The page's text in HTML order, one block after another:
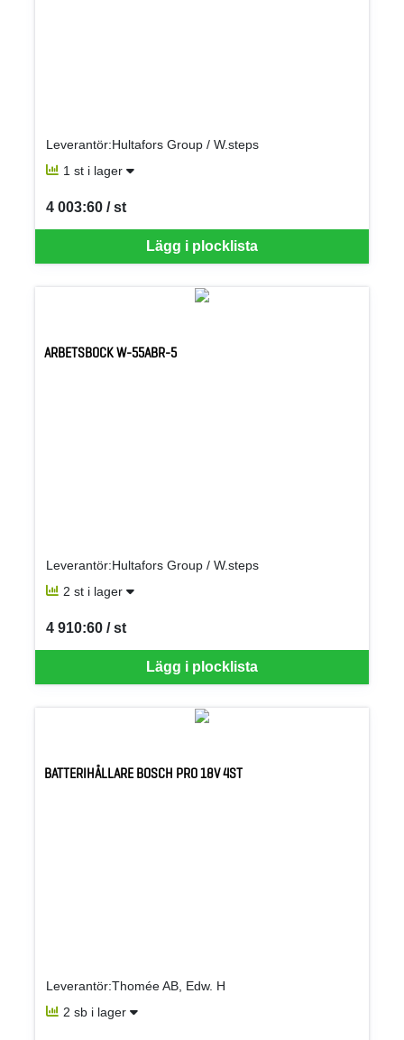
Leverantör:Hultafors Group / W.steps
1 st i lager
Lägg i plocklista
4 003:60 / st
SEK per ST
ARBETSBOCK W-55ABR-5
Leverantör:Hultafors Group / W.steps
2 st i lager
Lägg i plocklista
4 910:60 / st
SEK per ST
BATTERIHÅLLARE BOSCH PRO 18V 4ST
Leverantör:Thomée AB, Edw. H
2 sb i lager